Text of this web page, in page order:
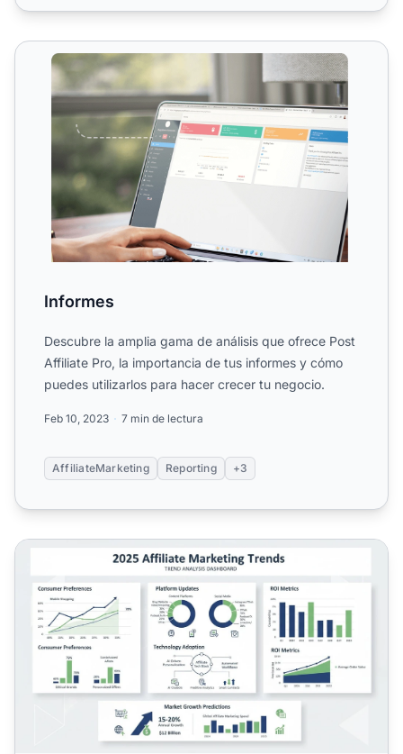
Informes
Informes
Descubre la amplia gama de análisis que ofrece Post
Affiliate Pro, la importancia de tus informes y cómo
puedes utilizarlos para hacer crecer tu negocio.
Feb 10, 2023 7 min de lectura
AffiliateMarketing Reporting +3
¿Por Qué Son Importantes los Informes de Tendencias